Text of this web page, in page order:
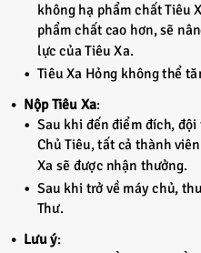
không hạ phẩm chất Tiêu
phẩm chất cao hơn, sẽ
lực của Tiêu Xa.
Tiêu Xa Hỏng không thể
Nộp Tiêu Xa:
Sau khi đến điểm đích,
Chủ Tiêu, tất cả thành
Xa sẽ được nhận thưởng.
Sau khi trở về máy chủ,
Thư.
Lưu ý: